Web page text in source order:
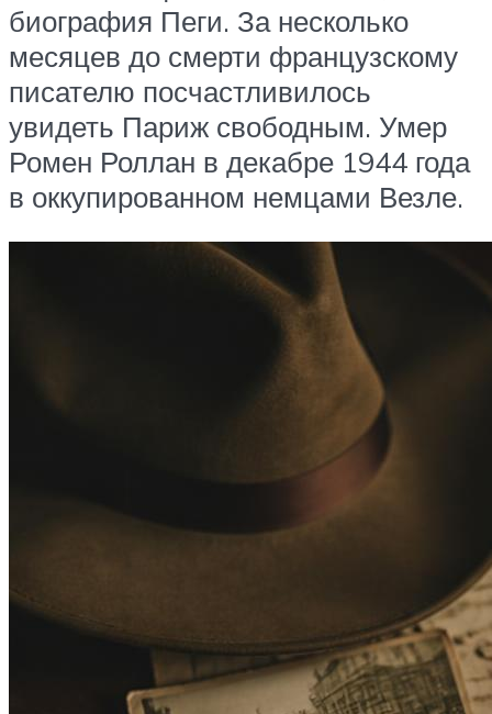
биография Пеги. За несколько
месяцев до смерти французскому
писателю посчастливилось
увидеть Париж свободным. Умер
Ромен Роллан в декабре 1944 года
в оккупированном немцами Везле.